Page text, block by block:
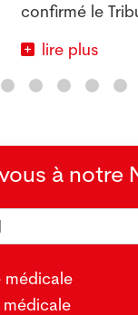
confirmé le
lire plus
à notre
médicale